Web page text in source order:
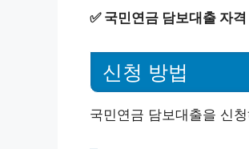
✅ 국민연금 담보대출 자
신청 방법
국민연금 담보대출을 신